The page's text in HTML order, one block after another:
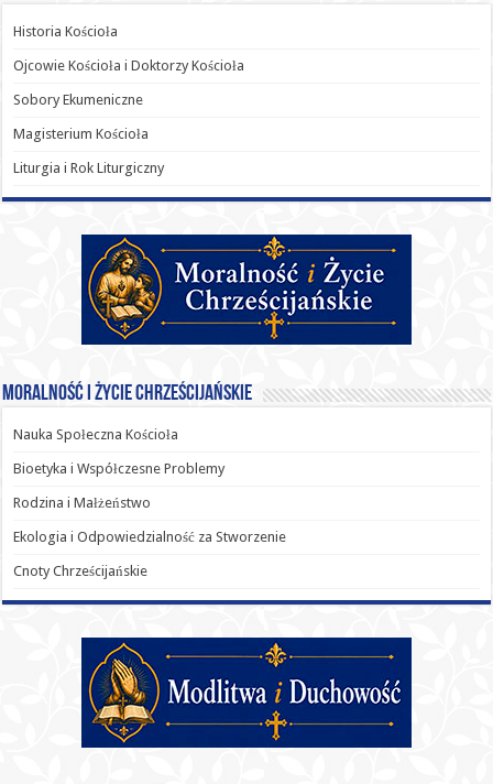
Historia Kościoła
Ojcowie Kościoła i Doktorzy Kościoła
Sobory Ekumeniczne
Magisterium Kościoła
Liturgia i Rok Liturgiczny
Moralność i Życie Chrześcijańskie
Nauka Społeczna Kościoła
Bioetyka i Współczesne Problemy
Rodzina i Małżeństwo
Ekologia i Odpowiedzialność za Stworzenie
Cnoty Chrześcijańskie